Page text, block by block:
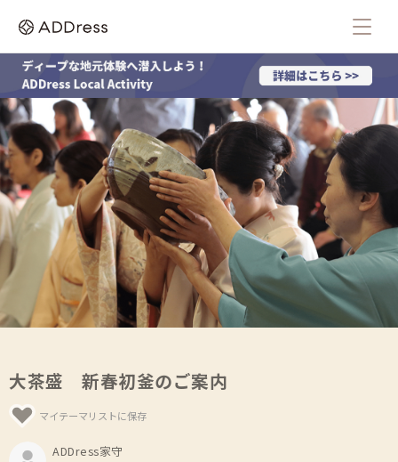
大茶盛 新春初釜のご案内
マイテーマリストに保存
ADDress家守